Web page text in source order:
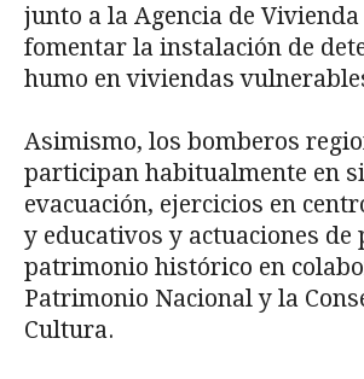
junto a la Agencia de
fomentar la instalación de
humo en viviendas
Asimismo, los bomberos
participan habitualmente en
evacuación, ejercicios en
y educativos y actuaciones de
patrimonio histórico en
Patrimonio Nacional y la
Cultura.